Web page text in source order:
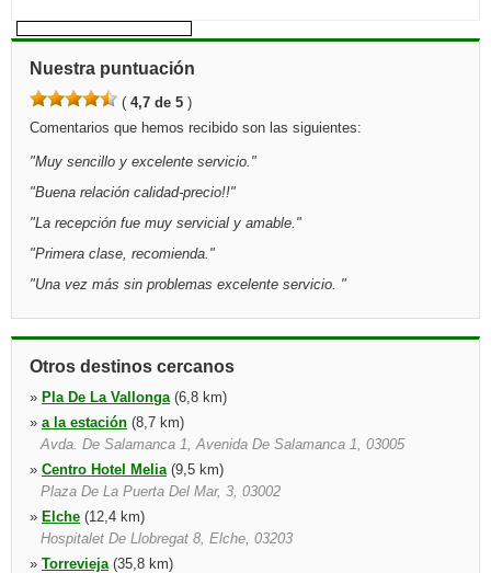
Nuestra puntuación
( 4,7 de 5 )
Comentarios que hemos recibido son las siguientes:
"Muy sencillo y excelente servicio. "
"Buena relación calidad-precio!!"
"La recepción fue muy servicial y amable. "
"Primera clase, recomienda. "
"Una vez más sin problemas excelente servicio. "
Otros destinos cercanos
» Pla De La Vallonga(6,8 km)
» a la estación (8,7 km)
Avda. De Salamanca 1, Avenida De Salamanca 1, 03005
» Centro Hotel Melia(9,5 km)
Plaza De La Puerta Del Mar, 3, 03002
» Elche (12,4 km)
Hospitalet De Llobregat 8, Elche, 03203
» Torrevieja(35,8 km)